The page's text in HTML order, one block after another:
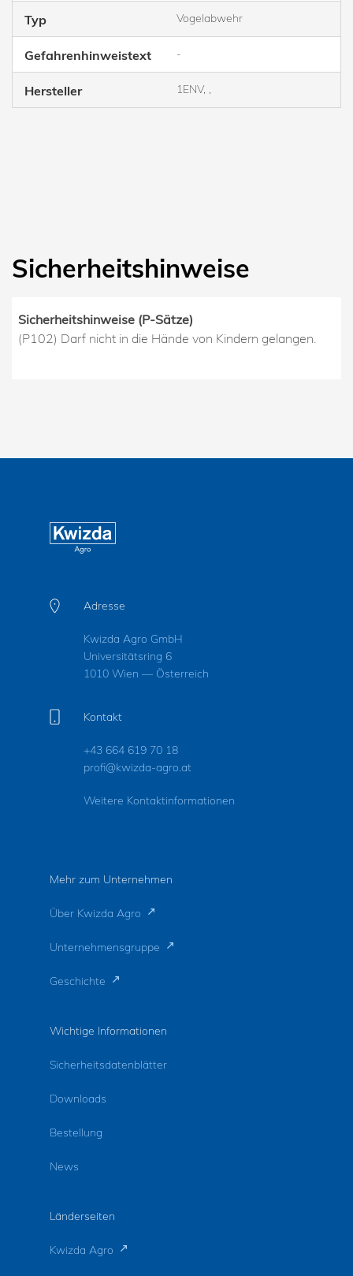
Typ Vogelabwehr
Gefahrenhinweistext -
Hersteller 1ENV, ,
Sicherheitshinweise
Sicherheitshinweise (P-Sätze)
(P102) Darf nicht in die Hände von Kindern gelangen.
Adresse
Kwizda Agro GmbH
Universitätsring 6
1010 Wien — Österreich
Kontakt
+43 664 619 70 18
profi@kwizda-agro.at
Weitere Kontaktinformationen
Mehr zum Unternehmen
Über Kwizda Agro
Unternehmensgruppe
Geschichte
Wichtige Informationen
Sicherheitsdatenblätter
Downloads
Bestellung
News
Länderseiten
Kwizda Agro